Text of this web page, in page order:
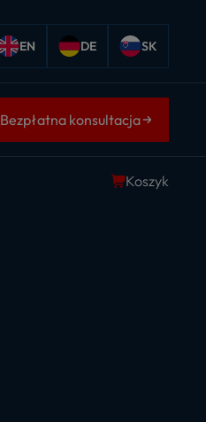
EN DE SK
Bezpłatna konsultacja
Koszyk